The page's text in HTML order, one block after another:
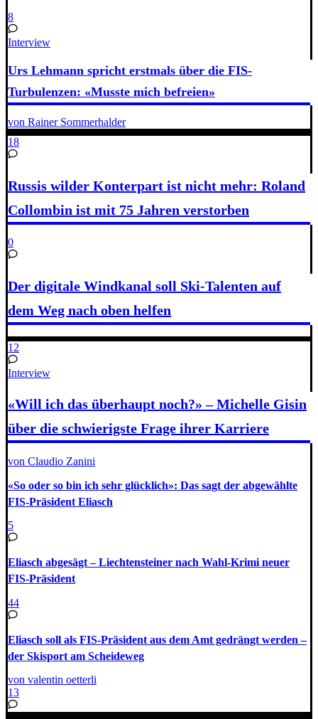
8
Interview
Urs Lehmann spricht erstmals über die FIS-
Turbulenzen: «Musste mich befreien»
von Rainer Sommerhalder
18
Russis wilder Konterpart ist nicht mehr: Roland
Collombin ist mit 75 Jahren verstorben
0
Der digitale Windkanal soll Ski-Talenten auf
dem Weg nach oben helfen
12
Interview
«Will ich das überhaupt noch?» – Michelle Gisin
über die schwierigste Frage ihrer Karriere
von Claudio Zanini
«So oder so bin ich sehr glücklich»: Das sagt der abgewählte
FIS-Präsident Eliasch
5
Eliasch abgesägt – Liechtensteiner nach Wahl-Krimi neuer
FIS-Präsident
44
Eliasch soll als FIS-Präsident aus dem Amt gedrängt werden –
der Skisport am Scheideweg
von valentin oetterli
13